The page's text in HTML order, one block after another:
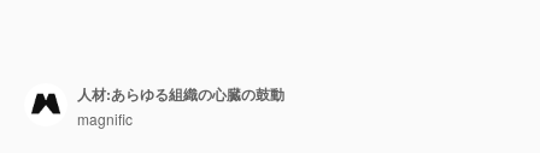
人材:あらゆる組織の心臓の鼓動
magnific